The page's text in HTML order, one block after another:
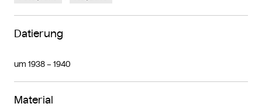
Datierung
um 1938 – 1940
Material